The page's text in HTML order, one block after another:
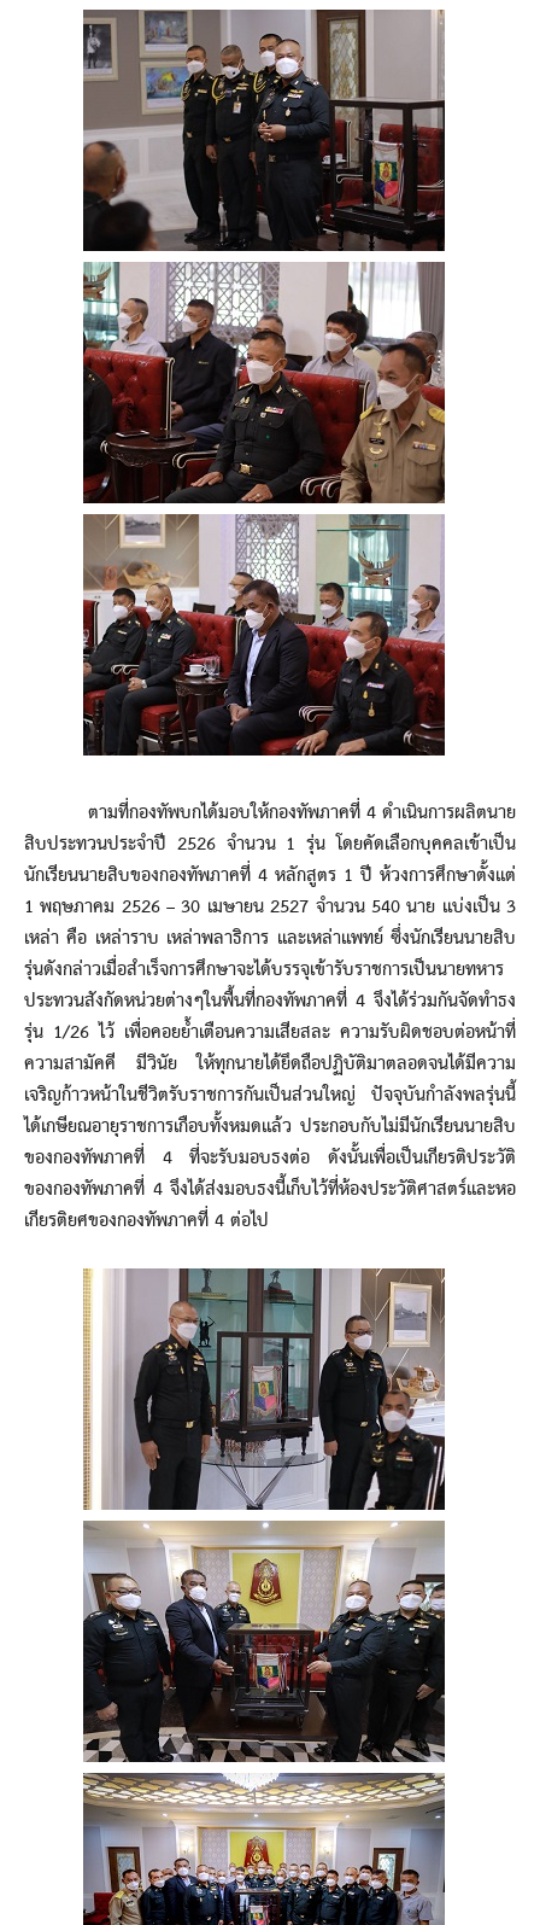
ตามที่กองทัพบกได้มอบให้กองทัพภาคที่ 4 ดำเนินการผลิตนาย
สิบประทวนประจำปี 2526 จำนวน 1 รุ่น โดยคัดเลือกบุคคลเข้าเป็น
นักเรียนนายสิบของกองทัพภาคที่ 4 หลักสูตร 1 ปี ห้วงการศึกษาตั้งแต่
1 พฤษภาคม 2526 – 30 เมษายน 2527 จำนวน 540 นาย แบ่งเป็น 3
เหล่า คือ เหล่าราบ เหล่าพลาธิการ และเหล่าแพทย์ ซึ่งนักเรียนนายสิบ
รุ่นดังกล่าวเมื่อสำเร็จการศึกษาจะได้บรรจุเข้ารับราชการเป็นนายทหาร
ประทวนสังกัดหน่วยต่างๆในพื้นที่กองทัพภาคที่ 4 จึงได้ร่วมกันจัดทำธง
รุ่น 1/26 ไว้ เพื่อคอยย้ำเตือนความเสียสละ ความรับผิดชอบต่อหน้าที่
ความสามัคคี มีวินัย ให้ทุกนายได้ยึดถือปฏิบัติมาตลอดจนได้มีความ
เจริญก้าวหน้าในชีวิตรับราชการกันเป็นส่วนใหญ่ ปัจจุบันกำลังพลรุ่นนี้
ได้เกษียณอายุราชการเกือบทั้งหมดแล้ว ประกอบกับไม่มีนักเรียนนายสิบ
ของกองทัพภาคที่ 4 ที่จะรับมอบธงต่อ ดังนั้นเพื่อเป็นเกียรติประวัติ
ของกองทัพภาคที่ 4 จึงได้ส่งมอบธงนี้เก็บไว้ที่ห้องประวัติศาสตร์และหอ
เกียรติยศของกองทัพภาคที่ 4 ต่อไป